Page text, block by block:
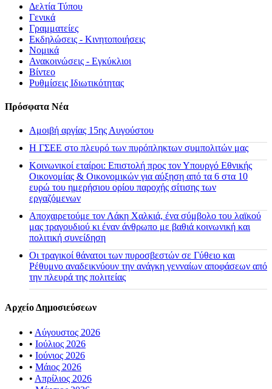
Δελτία Τύπου
Γενικά
Γραμματείες
Εκδηλώσεις - Κινητοποιήσεις
Νομικά
Ανακοινώσεις - Εγκύκλιοι
Βίντεο
Ρυθμίσεις Ιδιωτικότητας
Πρόσφατα Νέα
Αμοιβή αργίας 15ης Αυγούστου
H ΓΣΕΕ στο πλευρό των πυρόπληκτων συμπολιτών μας
Κοινωνικοί εταίροι: Επιστολή προς τον Υπουργό Εθνικής
Οικονομίας & Οικονομικών για αύξηση από τα 6 στα 10
ευρώ του ημερήσιου ορίου παροχής σίτισης των
εργαζόμενων
Αποχαιρετούμε τον Λάκη Χαλκιά, ένα σύμβολο του λαϊκού
μας τραγουδιού κι έναν άνθρωπο με βαθιά κοινωνική και
πολιτική συνείδηση
Οι τραγικοί θάνατοι των πυροσβεστών σε Γύθειο και
Ρέθυμνο αναδεικνύουν την ανάγκη γενναίων αποφάσεων από
την πλευρά της πολιτείας
Αρχείο Δημοσιεύσεων
• Αύγουστος 2026
• Ιούλιος 2026
• Ιούνιος 2026
• Μάιος 2026
• Απρίλιος 2026